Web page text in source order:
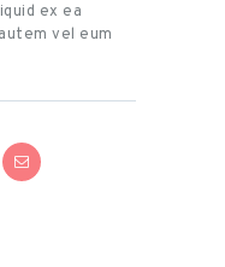
ex ea
vel eum